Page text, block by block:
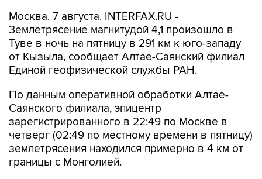
Москва. 7 августа. INTERFAX.RU -
Землетрясение магнитудой 4,1 произошло в
Туве в ночь на пятницу в 291 км к юго-западу
от Кызыла, сообщает Алтае-Саянский филиал
Единой геофизической службы РАН.
По данным оперативной обработки Алтае-
Саянского филиала, эпицентр
зарегистрированного в 22:49 по Москве в
четверг (02:49 по местному времени в пятницу)
землетрясения находился примерно в 4 км от
границы с Монголией.